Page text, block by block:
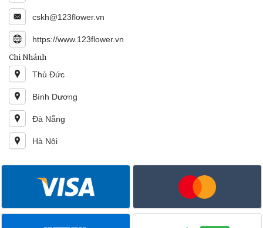
cskh@123flower.vn
https://www.123flower.vn
Chi Nhánh
Thủ Đức
Bình Dương
Đà Nẵng
Hà Nội